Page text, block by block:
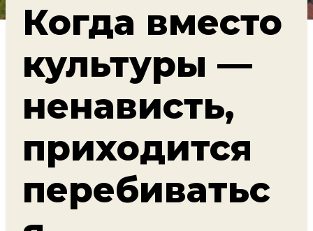
Когда вместо
культуры —
ненависть,
приходится
перебиватьс